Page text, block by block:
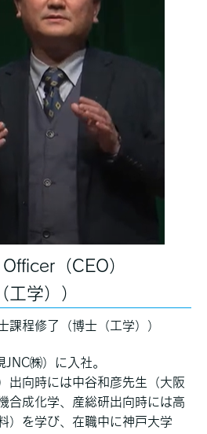
（CEO）
学））
課程修了（博士（工学））
㈱）に入社。
出向時には中谷和彦先生（大阪
合成化学、産総研出向時には高
）を学び、在職中に神戸大学